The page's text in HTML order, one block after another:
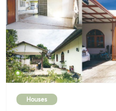
นี้ที่เคยเป็นเรือนแพอยู่ในแม่น้ำ
เห็นด้วยเวลาเพียง 97 วันเท่
สร้าง FB : สิบสองหน่วยตัด งา
ทำงานด้านธุรกิจโรงแรมและเ
ย้ายกลับมาอยู่บ้านเกิดเมื่อ 4 ปี
พ่อ จึงเติบโตและซึมซับงานช่างไ
Houses